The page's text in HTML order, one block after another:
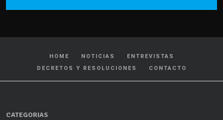
HOME NOTICIAS
ENTREVISTAS
DECRETOS Y RESOLUCIONES
CONTACTO
CATEGORIAS